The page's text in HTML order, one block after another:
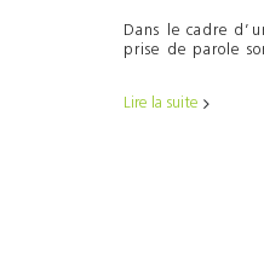
Dans le cadre
prise de parole
Lire la suite